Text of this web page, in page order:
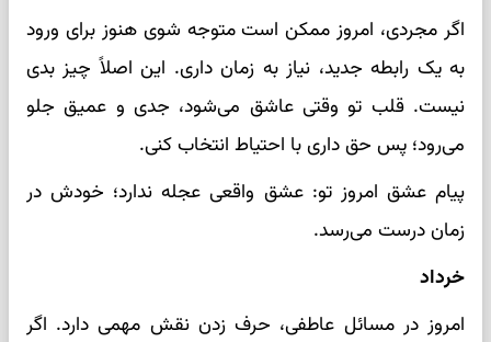
اگر مجردی، امروز ممکن است متوجه شوی هنوز برای ورود
به یک رابطه جدید، نیاز به زمان داری. این اصلاً چیز بدی
نیست. قلب تو وقتی عاشق می‌شود، جدی و عمیق جلو
می‌رود؛ پس حق داری با احتیاط انتخاب کنی.
پیام عشق امروز تو: عشق واقعی عجله ندارد؛ خودش در
زمان درست می‌رسد.
خرداد
امروز در مسائل عاطفی، حرف زدن نقش مهمی دارد. اگر